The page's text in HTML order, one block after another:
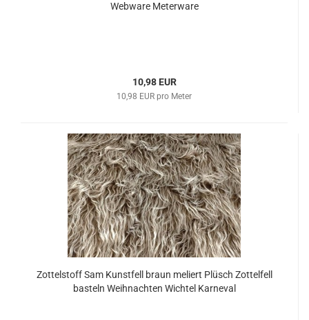
Webware Meterware
10,98 EUR
10,98 EUR pro Meter
Zottelstoff Sam Kunstfell braun meliert Plüsch Zottelfell
basteln Weihnachten Wichtel Karneval